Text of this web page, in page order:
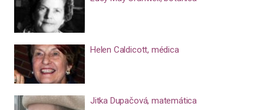
Helen Caldicott, médica
Jitka Dupačová, matemática